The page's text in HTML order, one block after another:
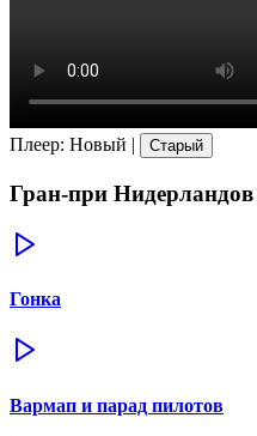
Плеер: Новый | Старый
Гран-при Нидерландов
Гонка
Вармап и парад пилотов